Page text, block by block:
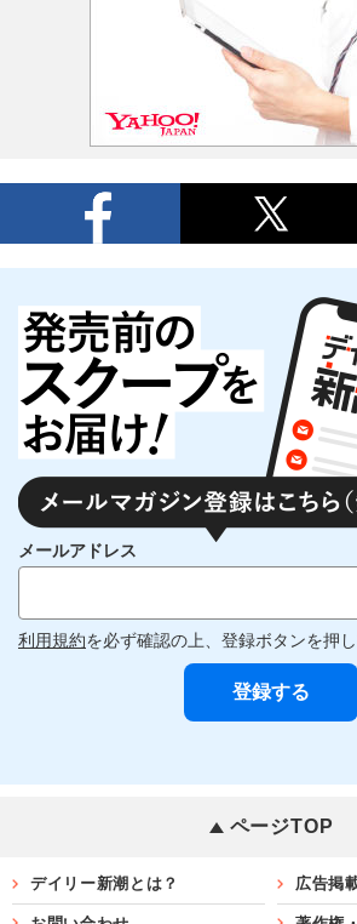
メールアドレス
利用規約を必ず確認の上、登録ボタンを押し
ページTOP
デイリー新潮とは？ 広告掲